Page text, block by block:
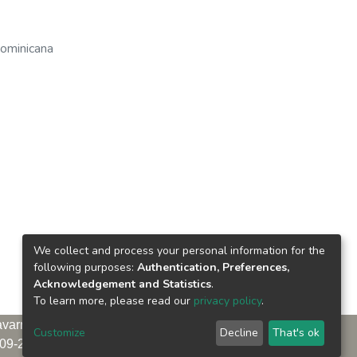
Antigua sede, tercer piso
221-9111 Exts.: 3653 y 3654
We collect and process your personal information for the
following purposes: Authentication, Preferences,
Acknowledgement and Statistics.
To learn more, please read our privacy policy.
Customize Decline That's ok